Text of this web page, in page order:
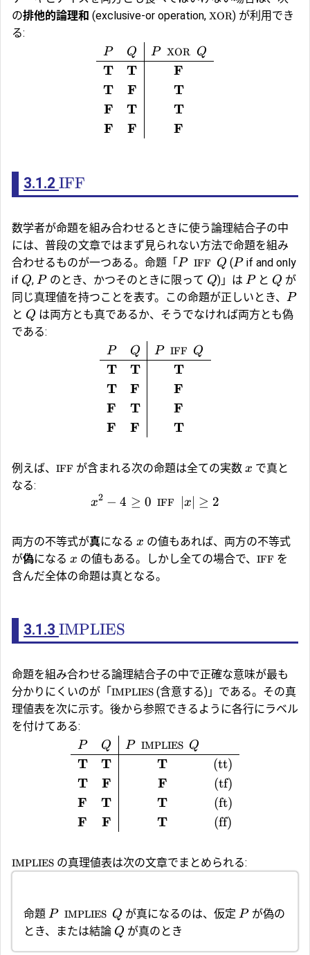
の排他的論理和 (exclusive-or operation, XOR) が利用でき
る:
P
T
T
F
F
Q
T
F
T
F
P XOR Q
F
T
T
F
3.1.2 IFF
数学者が命題を組み合わせるときに使う論理結合子の中
には、普段の文章ではまず見られない方法で命題を組み
合わせるものが一つある。命題「 P IFF Q (Pif and only
if Q, Pのとき、かつそのときに限って Q)」は Pと Q が
同じ真理値を持つことを表す。この命題が正しいとき、 P
と Q は両方とも真であるか、そうでなければ両方とも偽
である:
P
T
T
F
F
Q
T
F
T
F
P IFF Q
T
F
F
T
例えば、 IFF が含まれる次の命題は全ての実数 x で真と
なる:
x2 − 4 ≥ 0 IFF x ≥ 2
両方の不等式が真になる x の値もあれば、両方の不等式
が偽になる x の値もある。しかし全ての場合で、 IFF を
含んだ全体の命題は真となる。
3.1.3 IMPLIES
命題を組み合わせる論理結合子の中で正確な意味が最も
分かりにくいのが「 IMPLIES (含意する)」である。その真
理値表を次に示す。後から参照できるように各行にラベル
を付けてある:
P
T
T
F
F
Q
T
F
T
F
P IMPLIES Q
T
F
T
T
(tt)
(tf)
(ft)
(ff)
IMPLIES の真理値表は次の文章でまとめられる:
命題 P IMPLIES Q が真になるのは、仮定Pが偽の
とき、または結論 Q が真のとき